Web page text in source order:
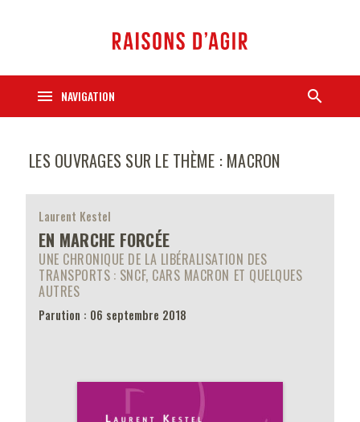
menu NAVIGATION search
LES OUVRAGES SUR LE THÈME : MACRON
Laurent Kestel
EN MARCHE FORCÉE
UNE CHRONIQUE DE LA LIBÉRALISATION DES
TRANSPORTS : SNCF, CARS MACRON ET QUELQUES
AUTRES
Parution : 06 septembre 2018